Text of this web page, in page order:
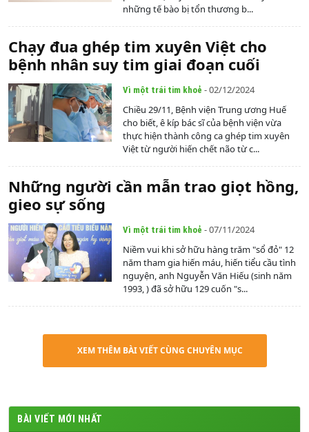
những tế bào bị tổn thương b...
Chạy đua ghép tim xuyên Việt cho
bệnh nhân suy tim giai đoạn cuối
Vì một trái tim khoẻ - 02/12/2024
Chiều 29/11, Bệnh viện Trung ương Huế
cho biết, ê kíp bác sĩ của bệnh viện vừa
thực hiện thành công ca ghép tim xuyên
Việt từ người hiến chết não từ c...
Những người cần mẫn trao giọt hồng,
gieo sự sống
Vì một trái tim khoẻ - 07/11/2024
Niềm vui khi sở hữu hàng trăm "sổ đỏ" 12
năm tham gia hiến máu, hiến tiểu cầu tình
nguyện, anh Nguyễn Văn Hiếu (sinh năm
1993, ) đã sở hữu 129 cuốn "s...
XEM THÊM BÀI VIẾT CÙNG CHUYÊN MỤC
BÀI VIẾT MỚI NHẤT